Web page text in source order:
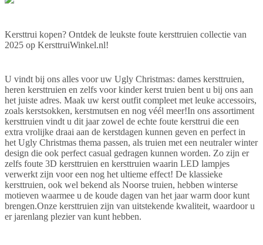
Kersttrui kopen? Ontdek de leukste foute kersttruien collectie van
2025 op KersttruiWinkel.nl!
U vindt bij ons alles voor uw Ugly Christmas: dames kersttruien,
heren kersttruien en zelfs voor kinder kerst truien bent u bij ons aan
het juiste adres. Maak uw kerst outfit compleet met leuke accessoirs,
zoals kerstsokken, kerstmutsen en nog véél meer!In ons assortiment
kersttruien vindt u dit jaar zowel de echte foute kersttrui die een
extra vrolijke draai aan de kerstdagen kunnen geven en perfect in
het Ugly Christmas thema passen, als truien met een neutraler winter
design die ook perfect casual gedragen kunnen worden. Zo zijn er
zelfs foute 3D kersttruien en kersttruien waarin LED lampjes
verwerkt zijn voor een nog het ultieme effect! De klassieke
kersttruien, ook wel bekend als Noorse truien, hebben winterse
motieven waarmee u de koude dagen van het jaar warm door kunt
brengen.Onze kersttruien zijn van uitstekende kwaliteit, waardoor u
er jarenlang plezier van kunt hebben.